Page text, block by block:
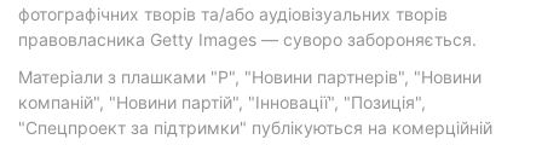
фотографічних творів та/або аудіовізуальних творів
правовласника Getty Images — суворо забороняється.
Матеріали з плашками "Р", "Новини партнерів", "Новини
компаній", "Новини партій", "Інновації", "Позиція",
"Спецпроект за підтримки" публікуються на комерційній